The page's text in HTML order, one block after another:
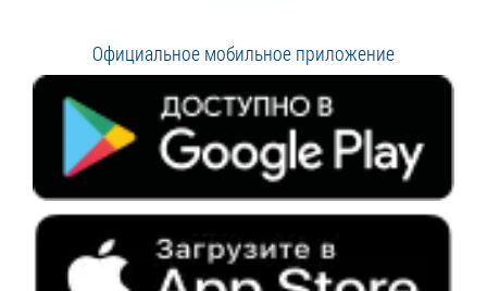
Официальное мобильное приложение